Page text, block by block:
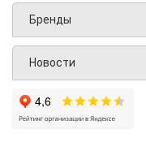
Бренды
Новости